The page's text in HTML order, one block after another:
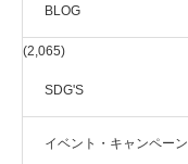
BLOG
(2,065)
SDG'S
イベント・キャンペーン